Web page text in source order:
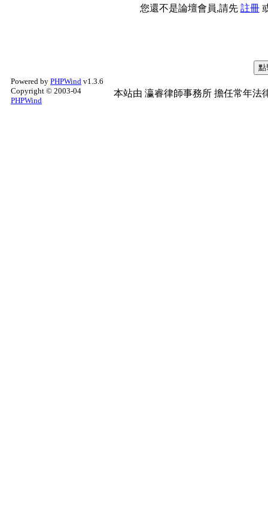
您還不是論壇會員,請先 註冊
Powered by PHPWind v1.3.6
Copyright © 2003-04
PHPWind
本站由 瀛睿律師事務所 擔任常年法